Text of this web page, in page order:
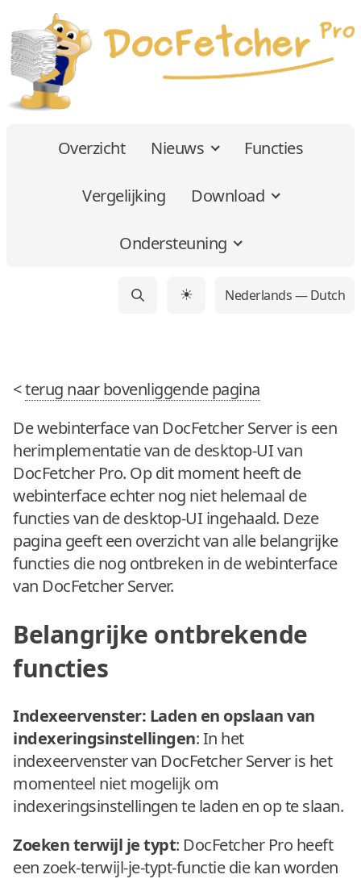
Overzicht Nieuws Functies
Vergelijking Download
Ondersteuning
☀ Nederlands — Dutch
<terug naar bovenliggende pagina
De webinterface van DocFetcher Server is een
herimplementatie van de desktop-UI van
DocFetcher Pro. Op dit moment heeft de
webinterface echter nog niet helemaal de
functies van de desktop-UI ingehaald. Deze
pagina geeft een overzicht van alle belangrijke
functies die nog ontbreken in de webinterface
van DocFetcher Server.
Belangrijke ontbrekende
functies
Indexeervenster: Laden en opslaan van
indexeringsinstellingen: In het
indexeervenster van DocFetcher Server is het
momenteel niet mogelijk om
indexeringsinstellingen te laden en op te slaan.
Zoeken terwijl je typt: DocFetcher Pro heeft
een zoek-terwijl-je-typt-functie die kan worden